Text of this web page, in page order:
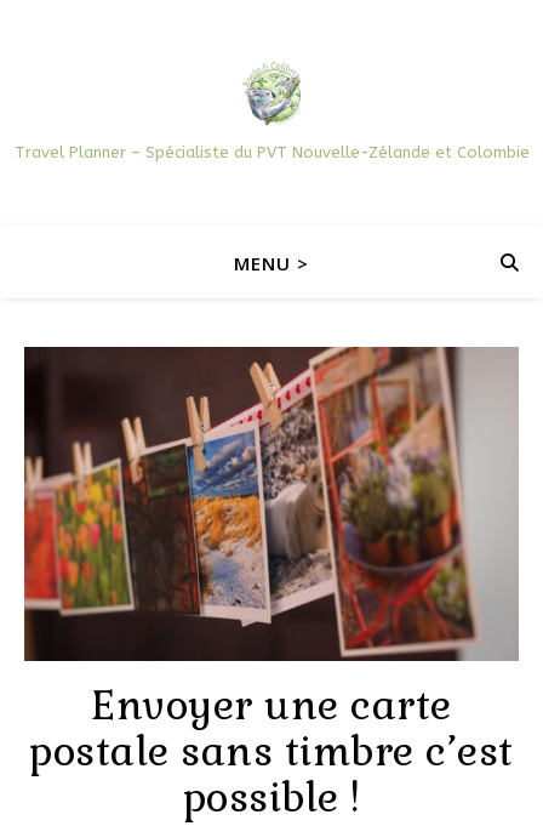
Travel Planner – Spécialiste du PVT Nouvelle-Zélande et Colombie
MENU >
Envoyer une carte
postale sans timbre c’est
possible !